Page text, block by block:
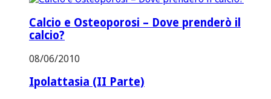
Calcio e Osteoporosi – Dove prenderò il
calcio?
08/06/2010
Ipolattasia (II Parte)